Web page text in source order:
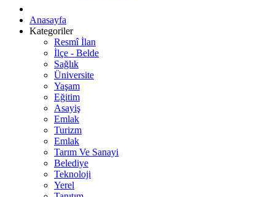
Anasayfa
Kategoriler
Resmî İlan
İlçe - Belde
Sağlık
Üniversite
Yaşam
Eğitim
Asayiş
Emlak
Turizm
Emlak
Tarım Ve Sanayi
Belediye
Teknoloji
Yerel